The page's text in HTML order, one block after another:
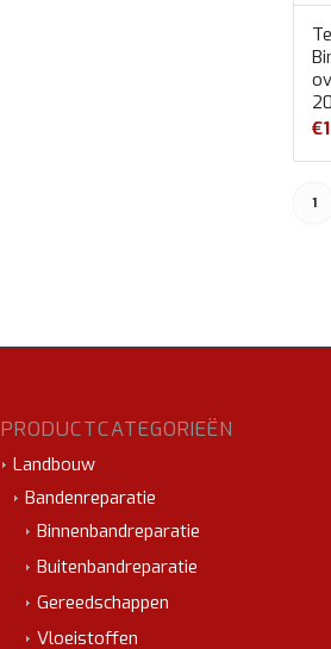
€
1
PRODUCTCATEGORIEËN
Landbouw
Bandenreparatie
Binnenbandreparatie
Buitenbandreparatie
Gereedschappen
Vloeistoffen